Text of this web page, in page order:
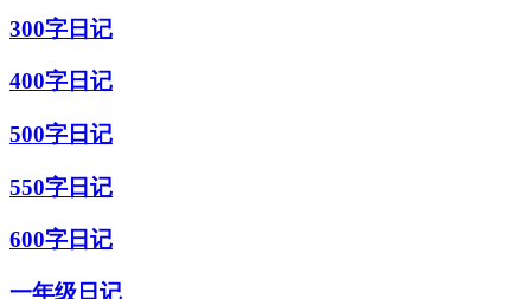
300字日记
400字日记
500字日记
550字日记
600字日记
一年级日记